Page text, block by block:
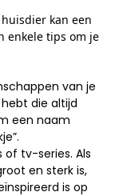
kan een
enkele tips om je
van je
die altijd
een naam
tv-series. Als
en sterk is,
is op